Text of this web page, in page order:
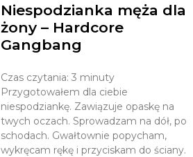
Niespodzianka męża dla
żony – Hardcore
Gangbang
Czas czytania: 3 minuty
Przygotowałem dla ciebie
niespodziankę. Zawiązuje opaskę na
twych oczach. Sprowadzam na dół, po
schodach. Gwałtownie popycham,
wykręcam rękę i przyciskam do ściany.